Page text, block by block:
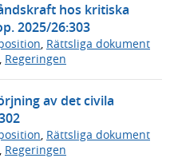
hos kritiska
2025/26:303
, Rättsliga dokument
, Regeringen
av det civila
, Rättsliga dokument
, Regeringen